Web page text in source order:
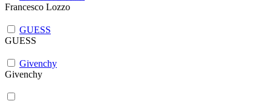
Francesco Lozzo
GUESS
GUESS
Givenchy
Givenchy